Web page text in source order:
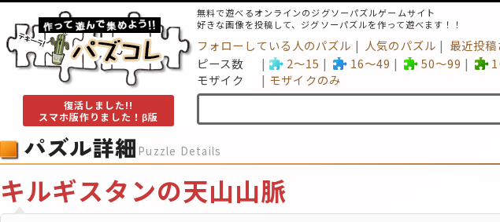
復活しました!!
スマホ版作りました！β版
無料で遊べるオンラインのジグソーパズルゲームサイト
好きな画像を投稿して、ジグソーパズルを作って遊べます！！
フォローしている人のパズル 人気のパズル 最近投
ピース数
2～15 16～49 50～99
モザイク
モザイクのみ
パズル詳細 Puzzle Details
キルギスタンの天山山脈